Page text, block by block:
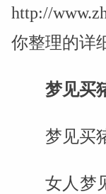
http://
你整理的详
梦见买
梦见买
女人梦